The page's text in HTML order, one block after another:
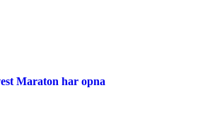
Maraton har opna